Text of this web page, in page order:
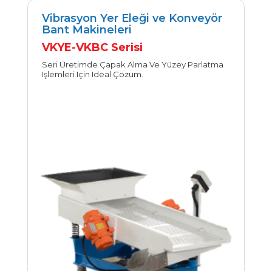
İncele
Vibrasyon Yer Eleği ve Konveyör
Bant Makineleri
VKYE-VKBC Serisi
Seri Üretimde Çapak Alma Ve Yüzey Parlatma
Işlemleri Için Ideal Çözüm.